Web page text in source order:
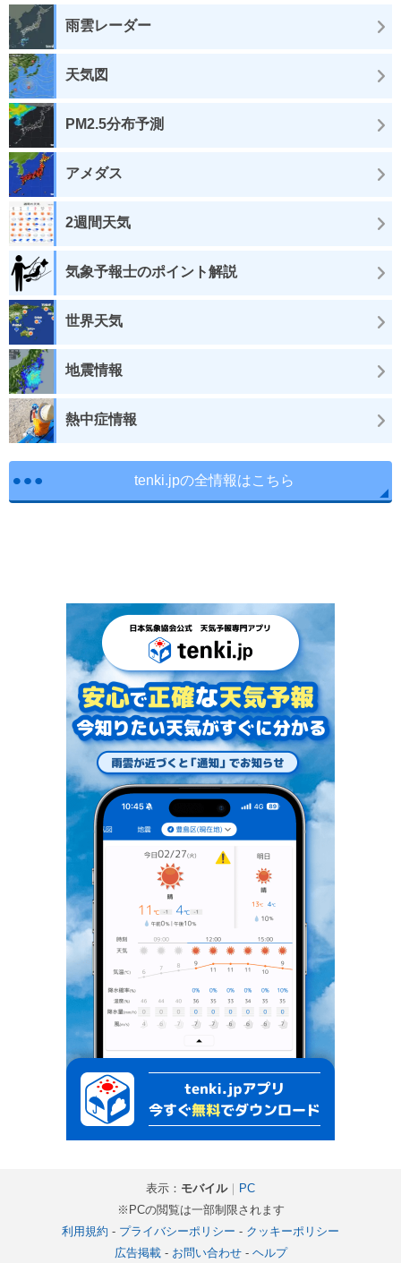
雨雲レーダー
天気図
PM2.5分布予測
アメダス
2週間天気
気象予報士のポイント解説
世界天気
地震情報
熱中症情報
tenki.jpの全情報はこちら
表示： モバイル｜ PC
※PCの閲覧は一部制限されます
利用規約 - プライバシーポリシー - クッキーポリシー
広告掲載- お問い合わせ- ヘルプ